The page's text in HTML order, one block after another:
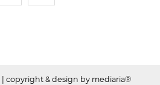
| copyright & design by mediaria®